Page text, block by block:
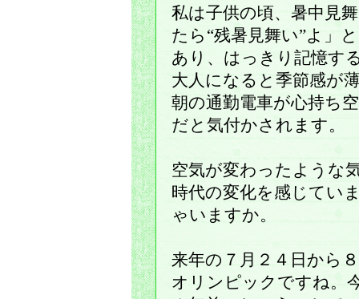
私は子供の頃、暑中見
たら“残暑見舞い”よ」
あり、はっきり記憶
大人になると季節感が
朝の通勤電車が心持ち
だと気付かされます。
空気が変わったような
時代の変化を感じてい
ゃいますか。
来年の７月２４日から
オリンピックですね。